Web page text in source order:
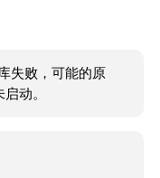
失败，可能的原
动。